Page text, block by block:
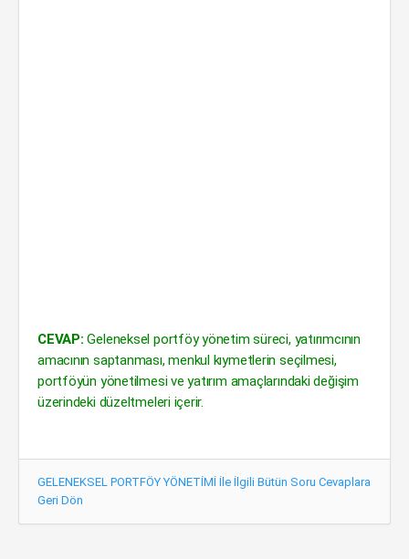
CEVAP: Geleneksel portföy yönetim süreci, yatırımcının
amacının saptanması, menkul kıymetlerin seçilmesi,
portföyün yönetilmesi ve yatırım amaçlarındaki değişim
üzerindeki düzeltmeleri içerir.
GELENEKSEL PORTFÖY YÖNETİMİ İle İlgili Bütün Soru Cevaplara
Geri Dön